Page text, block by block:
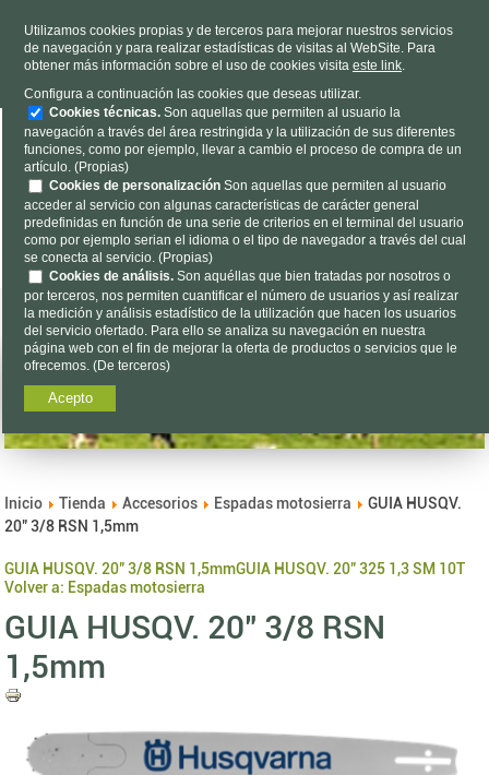
HORARIOL-V 9h a 19h S 9h a 13h
Dónde estamos |Contacto| Nosotros
Encuéntalo aquí...
Inicio Tienda Accesorios Espadas motosierra
GUIA HUSQV.
20" 3/8 RSN 1,5mm
GUIA HUSQV. 20" 3/8 RSN 1,5mmGUIA HUSQV. 20" 325 1,3 SM 10T
Volver a: Espadas motosierra
GUIA HUSQV. 20" 3/8 RSN
1,5mm
Utilizamos cookies propias y de terceros para mejorar nuestros servicios
de navegación y para realizar estadísticas de visitas al WebSite. Para
obtener más información sobre el uso de cookies visita este link.
Configura a continuación las cookies que deseas utilizar.
Cookies técnicas. Son aquellas que permiten al usuario la
navegación a través del área restringida y la utilización de sus diferentes
funciones, como por ejemplo, llevar a cambio el proceso de compra de un
artículo. (Propias)
Cookies de personalización Son aquellas que permiten al usuario
acceder al servicio con algunas características de carácter general
predefinidas en función de una serie de criterios en el terminal del usuario
como por ejemplo serian el idioma o el tipo de navegador a través del cual
se conecta al servicio. (Propias)
Cookies de análisis. Son aquéllas que bien tratadas por nosotros o
por terceros, nos permiten cuantificar el número de usuarios y así realizar
la medición y análisis estadístico de la utilización que hacen los usuarios
del servicio ofertado. Para ello se analiza su navegación en nuestra
página web con el fin de mejorar la oferta de productos o servicios que le
ofrecemos. (De terceros)
Acepto